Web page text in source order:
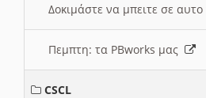
Δοκιμάστε να μπειτε σε
Πεμπτη: τα PBworks μας
CSCL